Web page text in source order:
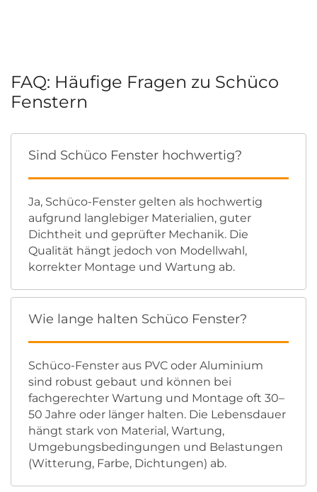
FAQ: Häufige Fragen zu Schüco
Fenstern
Sind Schüco Fenster hochwertig?
Ja, Schüco-Fenster gelten als hochwertig
aufgrund langlebiger Materialien, guter
Dichtheit und geprüfter Mechanik. Die
Qualität hängt jedoch von Modellwahl,
korrekter Montage und Wartung ab.
Wie lange halten Schüco Fenster?
Schüco-Fenster aus PVC oder Aluminium
sind robust gebaut und können bei
fachgerechter Wartung und Montage oft 30–
50 Jahre oder länger halten. Die Lebensdauer
hängt stark von Material, Wartung,
Umgebungsbedingungen und Belastungen
(Witterung, Farbe, Dichtungen) ab.